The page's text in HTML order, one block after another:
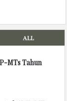
ALL
MTs Tahun